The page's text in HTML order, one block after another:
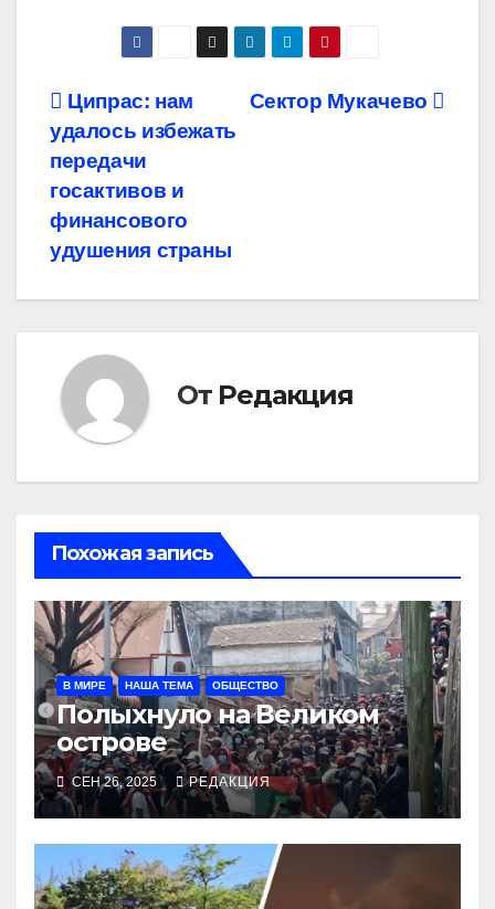
Навигация
по
записям
Сектор Мукачево
Ципрас: нам
удалось избежать
передачи
госактивов и
финансового
удушения страны
От Редакция
Похожая запись
В МИРЕ НАША ТЕМА ОБЩЕСТВО
Полыхнуло на Великом
острове
СЕН 26, 2025 РЕДАКЦИЯ